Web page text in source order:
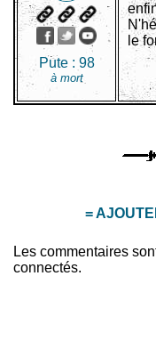
Pute : 98
à mort
le
=
Les commentaires
connectés.